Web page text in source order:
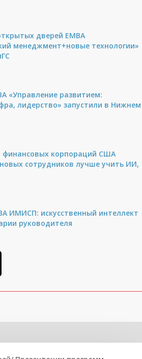
дверей ЕМВА
менеджмент+новые технологии»
«Управление развитием:
лидерство» запустили в Нижнем
финансовых корпораций США
сотрудников лучше учить ИИ,
ИМИСП: искусственный интеллект
руководителя